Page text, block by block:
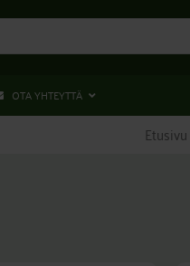
OTA YHTEYTTÄ
Etusivu